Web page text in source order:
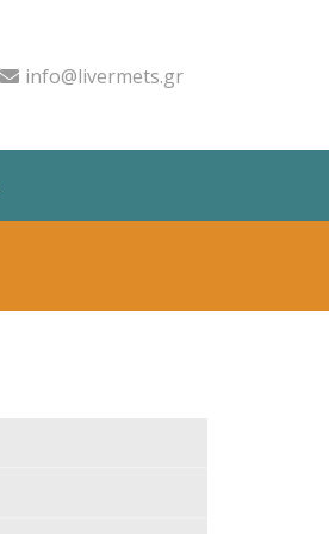
info@livermets.gr